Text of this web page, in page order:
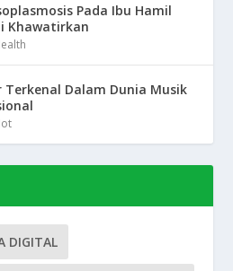
Pada Ibu Hamil
Khawatirkan
Terkenal Dalam Dunia Musik
DIGITAL